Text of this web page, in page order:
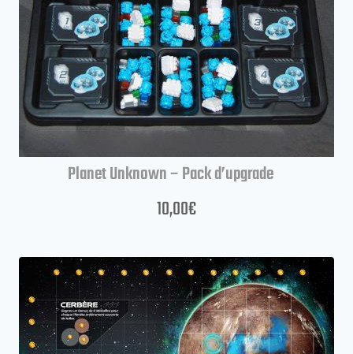
Planet Unknown – Pack d’upgrade
10,00€